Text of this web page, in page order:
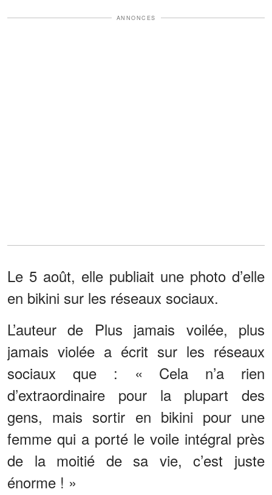
ANNONCES
Le 5 août, elle publiait une photo d’elle
en bikini sur les réseaux sociaux.
L’auteur de Plus jamais voilée, plus
jamais violée a écrit sur les réseaux
sociaux que : « Cela n’a rien
d’extraordinaire pour la plupart des
gens, mais sortir en bikini pour une
femme qui a porté le voile intégral près
de la moitié de sa vie, c’est juste
énorme ! »